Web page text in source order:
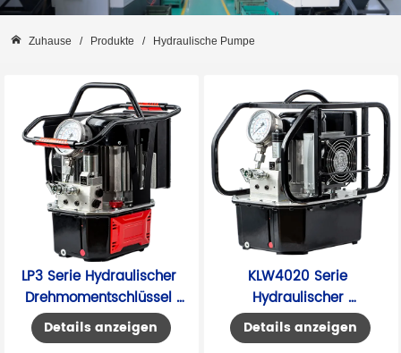
Zuhause / Produkte / Hydraulische Pumpe
LP3 Serie Hydraulischer
Drehmomentschlüssel
Elektrische Pumpe
Details anzeigen
KLW4020 Serie
Hydraulischer
Drehmomentschlüssel
Elektrische Pumpe
Details anzeigen